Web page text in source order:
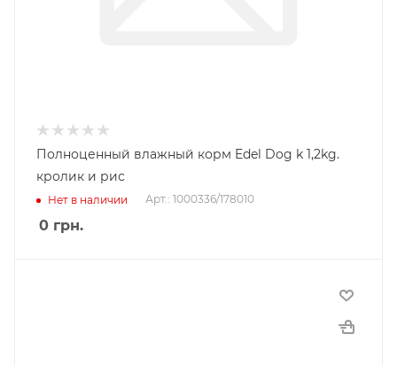
Полноценный влажный корм Edel Dog k 1,2kg.
кролик и рис
Нет в наличии Арт.: 1000336/178010
0 грн.